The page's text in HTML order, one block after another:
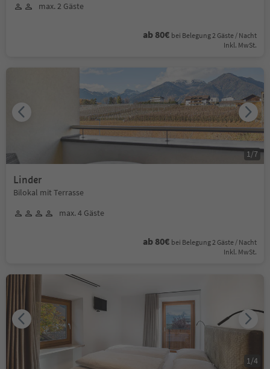
max. 2 Gäste
ab 80€ bei Belegung 2 Gäste / Nacht
Inkl. MwSt.
Linder
Bilokal mit Terrasse
max. 4 Gäste
ab 80€ bei Belegung 2 Gäste / Nacht
Inkl. MwSt.
1/7
1/4